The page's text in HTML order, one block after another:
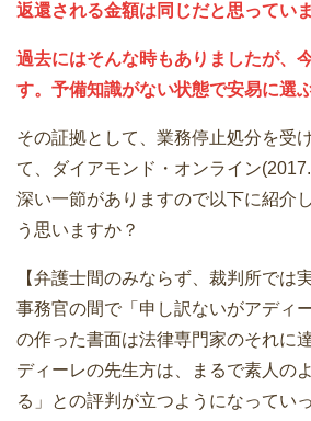
返還される金額は同じだと思ってい
過去にはそんな時もありましたが、
す。予備知識がない状態で安易に選
その証拠として、業務停止処分を受
て、ダイアモンド・オンライン
深い一節がありますので以下に紹介
う思いますか？
【弁護士間のみならず、裁判所では
事務官の間で「申し訳ないがアディ
の作った書面は法律専門家のそれに
ディーレの先生方は、まるで素人の
る」との評判が立つようになっていっ